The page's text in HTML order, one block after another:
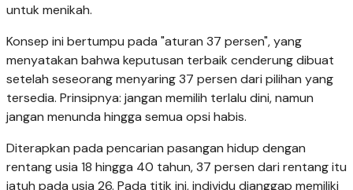
untuk menikah.
Konsep ini bertumpu pada "aturan 37 persen", yang
menyatakan bahwa keputusan terbaik cenderung dibuat
setelah seseorang menyaring 37 persen dari pilihan yang
tersedia. Prinsipnya: jangan memilih terlalu dini, namun
jangan menunda hingga semua opsi habis.
Diterapkan pada pencarian pasangan hidup dengan
rentang usia 18 hingga 40 tahun, 37 persen dari rentang itu
jatuh pada usia 26. Pada titik ini, individu dianggap memiliki